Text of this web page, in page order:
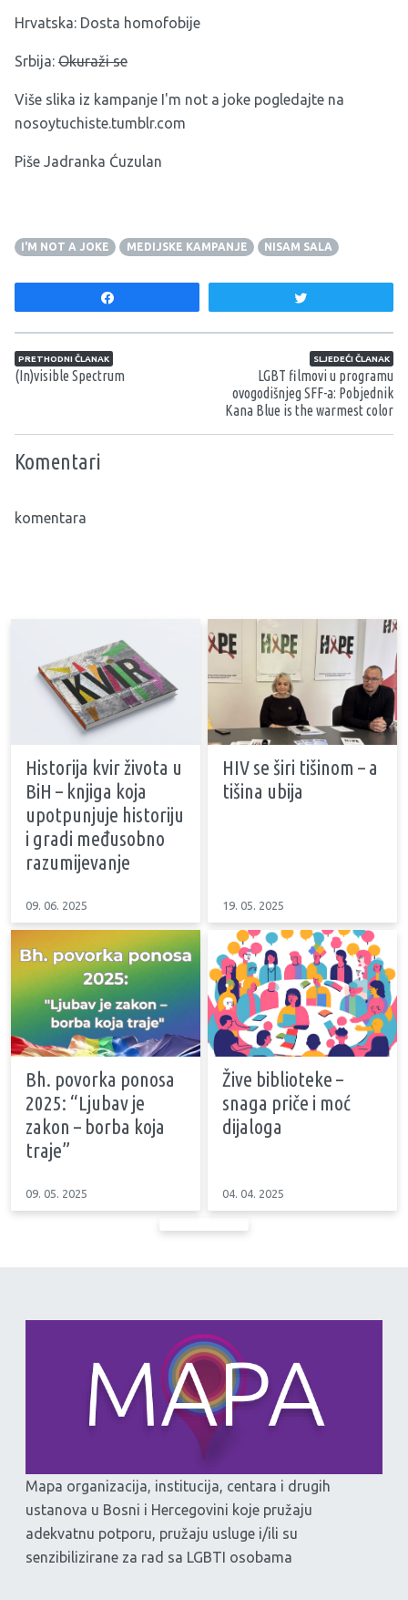
Hrvatska: Dosta homofobije
Srbija: Okuraži se
Više slika iz kampanje I'm not a joke pogledajte na
nosoytuchiste.tumblr.com
Piše Jadranka Ćuzulan
I'M NOT A JOKE MEDIJSKE KAMPANJE NISAM SALA
Navigacija članaka
PRETHODNI ČLANAK
(In)visible Spectrum
SLJEDEĆI ČLANAK
LGBT filmovi u programu
ovogodišnjeg SFF-a: Pobjednik
Kana Blue is the warmest color
Komentari
komentara
Historija kvir života u
BiH – knjiga koja
upotpunjuje historiju
i gradi međusobno
razumijevanje
09. 06. 2025
HIV se širi tišinom – a
tišina ubija
19. 05. 2025
Bh. povorka ponosa
2025: “Ljubav je
zakon – borba koja
traje”
09. 05. 2025
Žive biblioteke –
snaga priče i moć
dijaloga
04. 04. 2025
Mapa organizacija, institucija, centara i drugih
ustanova u Bosni i Hercegovini koje pružaju
adekvatnu potporu, pružaju usluge i/ili su
senzibilizirane za rad sa LGBTI osobama